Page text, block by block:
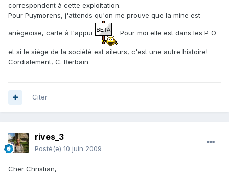
correspondent à cette exploitation.
Pour Puymorens, j'attends qu'on me prouve que la mine est
ariègeoise, carte à l'appui Pour moi elle est dans les P-O
et si le siège de la société est aileurs, c'est une autre histoire!
Cordialement, C. Berbain
Citer
rives_3
Posté(e) 10 juin 2009
Cher Christian,